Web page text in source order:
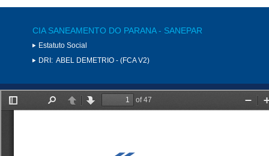
CIA SANEAMENTO DO PARANA - SANEPAR
Estatuto Social
DRI: ABEL DEMETRIO - (FCA V2)